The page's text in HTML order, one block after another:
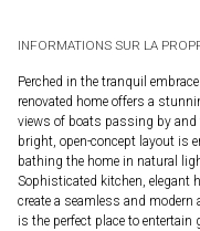
INFORMATIONS SUR LA
Perched in the tranquil
renovated home offers a
views of boats passing by
bright, open-concept layout is
bathing the home in natural
Sophisticated kitchen, elegant
create a seamless and
is the perfect place to